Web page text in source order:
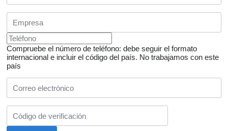
Compruebe el número de teléfono: debe seguir el formato
internacional e incluir el código del país. No trabajamos con este
país